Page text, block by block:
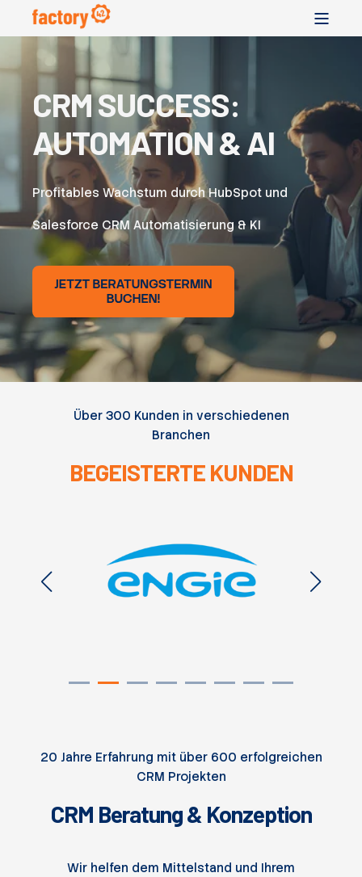
CRM SUCCESS:
AUTOMATION & AI
Profitables Wachstum durch HubSpot und
Salesforce CRM Automatisierung & KI
Über 300 Kunden in verschiedenen
Branchen
BEGEISTERTE KUNDEN
20 Jahre Erfahrung mit über 600 erfolgreichen
CRM Projekten
CRM Beratung & Konzeption
Wir helfen dem Mittelstand und Ihrem